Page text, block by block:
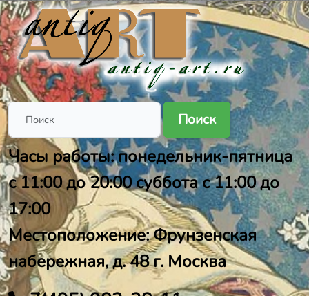
Поиск
Часы работы: понедельник-пятница
с 11:00 до 20:00 суббота с 11:00 до
17:00
Местоположение: Фрунзенская
набережная, д. 48 г. Москва